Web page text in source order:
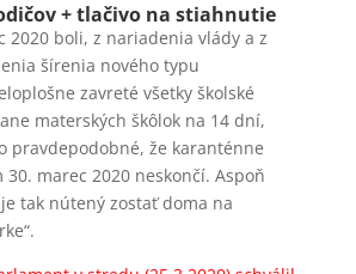
+ tlačivo na stiahnutie
2020 boli, z nariadenia vlády a z
šírenia nového typu
zavreté všetky školské
materských škôlok na 14 dní,
pravdepodobné, že karanténne
marec 2020 neskončí. Aspoň
tak nútený zostať doma na